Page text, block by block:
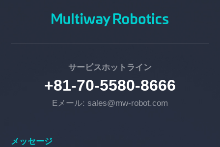
サービスホットライン
+81-70-5580-8666
Eメール: sales@mw-robot.com
メッセージ